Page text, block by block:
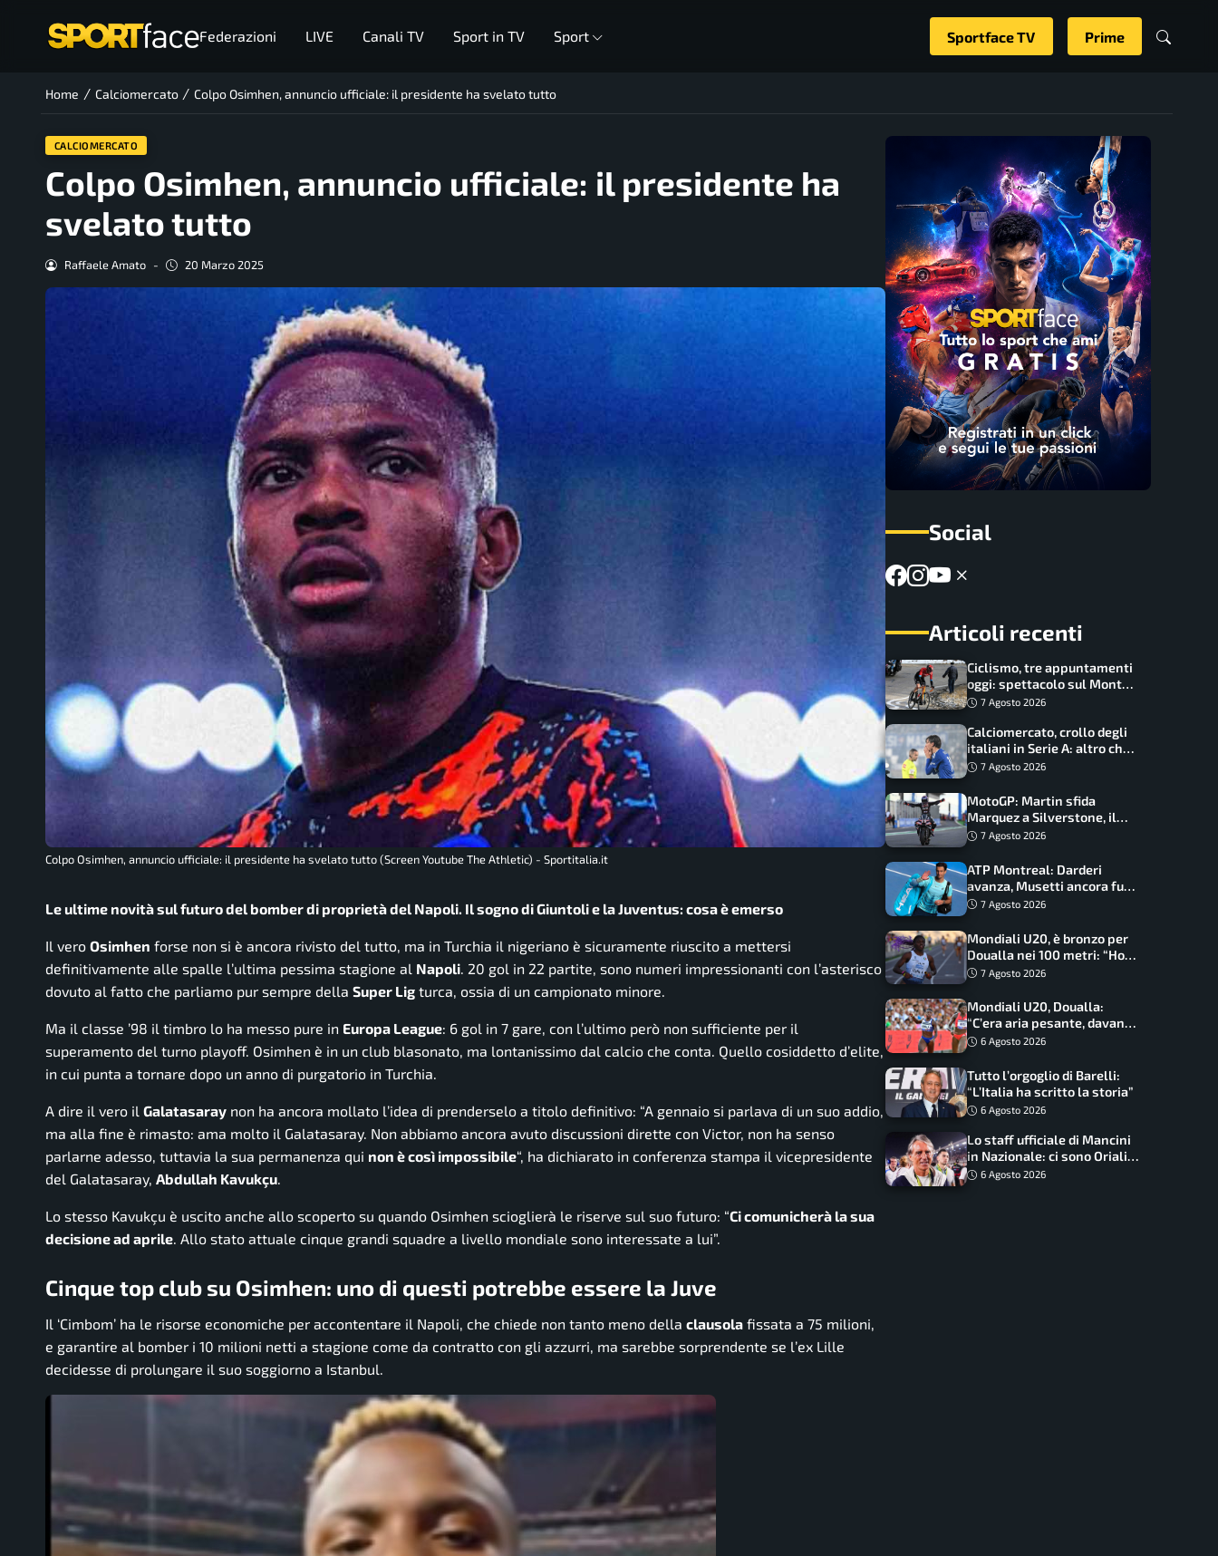
Federazioni LIVE Canali TV Sport in TV Sport Sportface TV Prime
Home / Calciomercato / Colpo Osimhen, annuncio ufficiale: il presidente ha svelato tutto
CALCIOMERCATO
Colpo Osimhen, annuncio ufficiale: il presidente ha
svelato tutto
Raffaele Amato - 20 Marzo 2025
Colpo Osimhen, annuncio ufficiale: il presidente ha svelato tutto (Screen Youtube The Athletic) - Sportitalia.it
Le ultime novità sul futuro del bomber di proprietà del Napoli. Il sogno di Giuntoli e la Juventus: cosa è emerso
Il vero Osimhen forse non si è ancora rivisto del tutto, ma in Turchia il nigeriano è sicuramente riuscito a mettersi
definitivamente alle spalle l’ultima pessima stagione al Napoli. 20 gol in 22 partite, sono numeri impressionanti con l’asterisco
dovuto al fatto che parliamo pur sempre della Super Lig turca, ossia di un campionato minore.
Ma il classe ’98 il timbro lo ha messo pure in Europa League: 6 gol in 7 gare, con l’ultimo però non sufficiente per il
superamento del turno playoff. Osimhen è in un club blasonato, ma lontanissimo dal calcio che conta. Quello cosiddetto d’elite,
in cui punta a tornare dopo un anno di purgatorio in Turchia.
A dire il vero il Galatasaray non ha ancora mollato l’idea di prenderselo a titolo definitivo: “A gennaio si parlava di un suo addio,
ma alla fine è rimasto: ama molto il Galatasaray. Non abbiamo ancora avuto discussioni dirette con Victor, non ha senso
parlarne adesso, tuttavia la sua permanenza qui non è così impossibile“, ha dichiarato in conferenza stampa il vicepresidente
del Galatasaray, Abdullah Kavukçu.
Lo stesso Kavukçu è uscito anche allo scoperto su quando Osimhen scioglierà le riserve sul suo futuro: “Ci comunicherà la sua
decisione ad aprile. Allo stato attuale cinque grandi squadre a livello mondiale sono interessate a lui”.
Cinque top club su Osimhen: uno di questi potrebbe essere la Juve
Il ‘Cimbom’ ha le risorse economiche per accontentare il Napoli, che chiede non tanto meno della clausola fissata a 75 milioni,
e garantire al bomber i 10 milioni netti a stagione come da contratto con gli azzurri, ma sarebbe sorprendente se l’ex Lille
decidesse di prolungare il suo soggiorno a Istanbul.
Social
Articoli recenti
Ciclismo, tre appuntamenti
oggi: spettacolo sul Mont
Ventoux, orari e come
7 Agosto 2026
Calciomercato, crollo degli
italiani in Serie A: altro che
svolta dopo il Mondiale
7 Agosto 2026
MotoGP: Martin sfida
Marquez a Silverstone, il
programma e gli orari
7 Agosto 2026
ATP Montreal: Darderi
avanza, Musetti ancora fuori
con Jodar
7 Agosto 2026
Mondiali U20, è bronzo per
Doualla nei 100 metri: “Ho
scacciato l’ansia”
7 Agosto 2026
Mondiali U20, Doualla:
“C’era aria pesante, davano
le mascherine! Finale? Non
6 Agosto 2026
Tutto l’orgoglio di Barelli:
“L’Italia ha scritto la storia”
6 Agosto 2026
Lo staff ufficiale di Mancini
in Nazionale: ci sono Oriali e
Bonucci, confermato un
6 Agosto 2026